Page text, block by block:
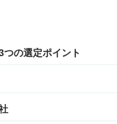
つの選定ポイント